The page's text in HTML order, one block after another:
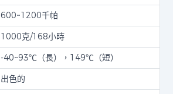
600~1200千帕
1000克/168小時
-40~93℃（長），149℃（短）
出色的